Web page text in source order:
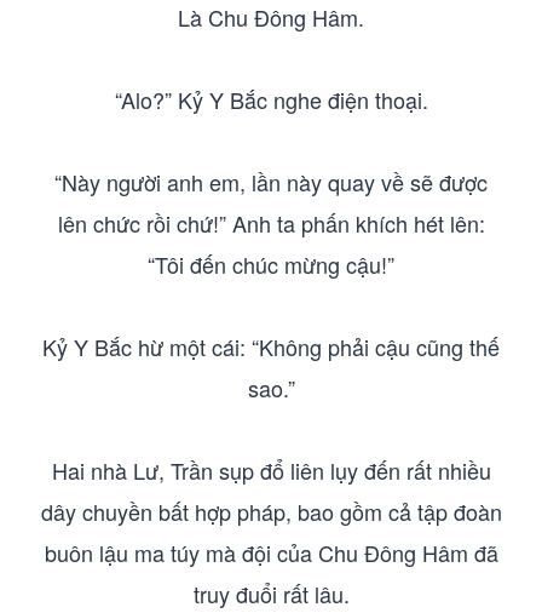
Là Chu Đông Hâm.
“Alo?” Kỷ Y Bắc nghe điện thoại.
“Này người anh em, lần này quay về sẽ được
lên chức rồi chứ!” Anh ta phấn khích hét lên:
“Tôi đến chúc mừng cậu!”
Kỷ Y Bắc hừ một cái: “Không phải cậu cũng thế
sao.”
Hai nhà Lư, Trần sụp đổ liên lụy đến rất nhiều
dây chuyền bất hợp pháp, bao gồm cả tập đoàn
buôn lậu ma túy mà đội của Chu Đông Hâm đã
truy đuổi rất lâu.